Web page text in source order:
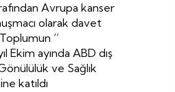
Avrupa kanser
olarak davet
‘’
Ekim ayında ABD dış
ve Sağlık
katıldı